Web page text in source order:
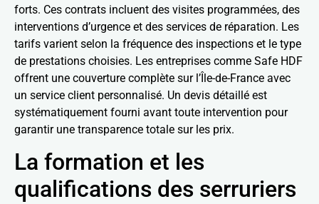
forts. Ces contrats incluent des visites programmées, des
interventions d’urgence et des services de réparation. Les
tarifs varient selon la fréquence des inspections et le type
de prestations choisies. Les entreprises comme Safe HDF
offrent une couverture complète sur l’Île-de-France avec
un service client personnalisé. Un devis détaillé est
systématiquement fourni avant toute intervention pour
garantir une transparence totale sur les prix.
La formation et les
qualifications des serruriers